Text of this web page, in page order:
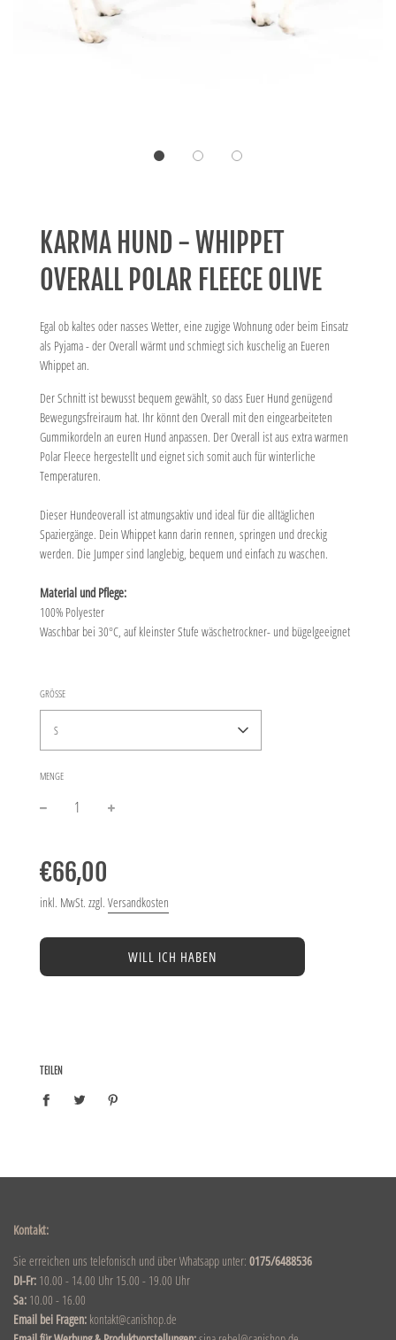
KARMA HUND - WHIPPET
OVERALL POLAR FLEECE OLIVE
Egal ob kaltes oder nasses Wetter, eine zugige Wohnung oder beim Einsatz
als Pyjama - der Overall wärmt und schmiegt sich kuschelig an Eueren
Whippet an.
Der Schnitt ist bewusst bequem gewählt, so dass Euer Hund genügend
Bewegungsfreiraum hat. Ihr könnt den Overall mit den eingearbeiteten
Gummikordeln an euren Hund anpassen. Der Overall ist aus extra warmen
Polar Fleece hergestellt und eignet sich somit auch für winterliche
Temperaturen.
Dieser Hundeoverall ist atmungsaktiv und ideal für die alltäglichen
Spaziergänge. Dein Whippet kann darin rennen, springen und dreckig
werden. Die Jumper sind langlebig, bequem und einfach zu waschen.
Material und Pflege:
100% Polyester
Waschbar bei 30°C, auf kleinster Stufe wäschetrockner- und bügelgeeignet
GRÖSSE
S
MENGE
Preis
€66,00
inkl. MwSt. zzgl. Versandkosten
WILL ICH HABEN
TEILEN
Kontakt:
Sie erreichen uns telefonisch und über Whatsapp unter: 0175/6488536
DI-Fr: 10.00 - 14.00 Uhr 15.00 - 19.00 Uhr
Sa: 10.00 - 16.00
Email bei Fragen: kontakt@canishop.de